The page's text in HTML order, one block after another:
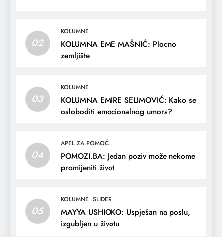
02
KOLUMNE
KOLUMNA EME MAŠNIĆ: Plodno
zemljište
03
KOLUMNE
KOLUMNA EMIRE SELIMOVIĆ: Kako se
osloboditi emocionalnog umora?
04
APEL ZA POMOĆ
POMOZI.BA: Jedan poziv može nekome
promijeniti život
05
KOLUMNE SLIDER
MAYYA USHIOKO: Uspješan na poslu,
izgubljen u životu